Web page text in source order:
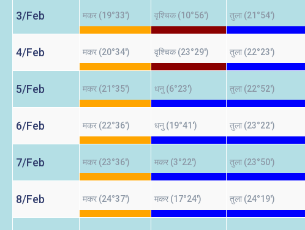
3/Feb मकर (19°33') वृश्चिक (10°56') तुला (21°54')
4/Feb मकर (20°34') वृश्चिक (23°29') तुला (22°23')
5/Feb मकर (21°35') धनु (6°23') तुला (22°52')
6/Feb मकर (22°36') धनु (19°41') तुला (23°22')
7/Feb मकर (23°36') मकर (3°22') तुला (23°50')
8/Feb मकर (24°37') मकर (17°24') तुला (24°19')